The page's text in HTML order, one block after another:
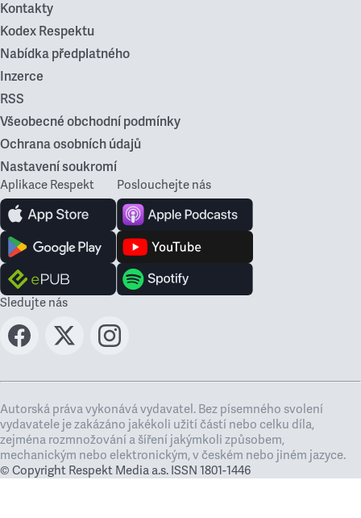
Kontakty
Kodex Respektu
Nabídka předplatného
Inzerce
RSS
Všeobecné obchodní podmínky
Ochrana osobních údajů
Nastavení soukromí
Aplikace Respekt Poslouchejte nás
Sledujte nás
Autorská práva vykonává vydavatel. Bez písemného svolení
vydavatele je zakázáno jakékoli užití částí nebo celku díla,
zejména rozmnožování a šíření jakýmkoli způsobem,
mechanickým nebo elektronickým, v českém nebo jiném jazyce.
© Copyright Respekt Media a.s. ISSN 1801-1446